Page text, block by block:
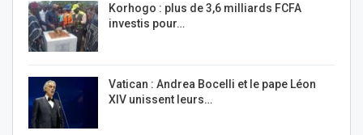
Korhogo : plus de 3,6 milliards FCFA
investis pour…
Vatican : Andrea Bocelli et le pape Léon
XIV unissent leurs…